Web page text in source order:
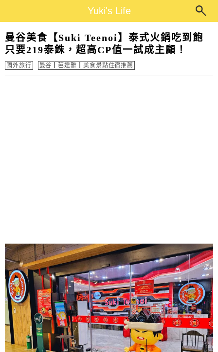
Yuki's Life
曼谷美食【Suki Teenoi】泰式火鍋吃到飽
只要219泰銖，超高CP值一試成主顧！
國外旅行 曼谷┃芭達雅┃美食景點住宿推薦